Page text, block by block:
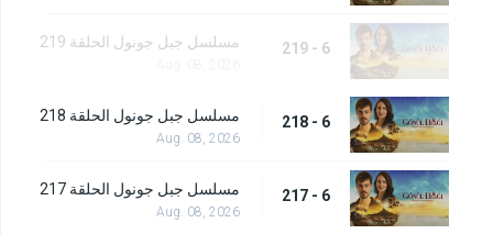
6 - 219 مسلسل جبل جونول الحلقة 219
6 - 218 مسلسل جبل جونول الحلقة 218
Aug. 08, 2026
6 - 217 مسلسل جبل جونول الحلقة 217
Aug. 08, 2026